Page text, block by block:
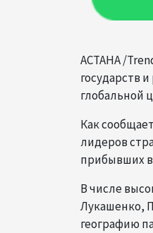
АСТАНА /
государств
глобальной
Как сообщает
лидеров
прибывших
​В числе
Лукашенко,
географию